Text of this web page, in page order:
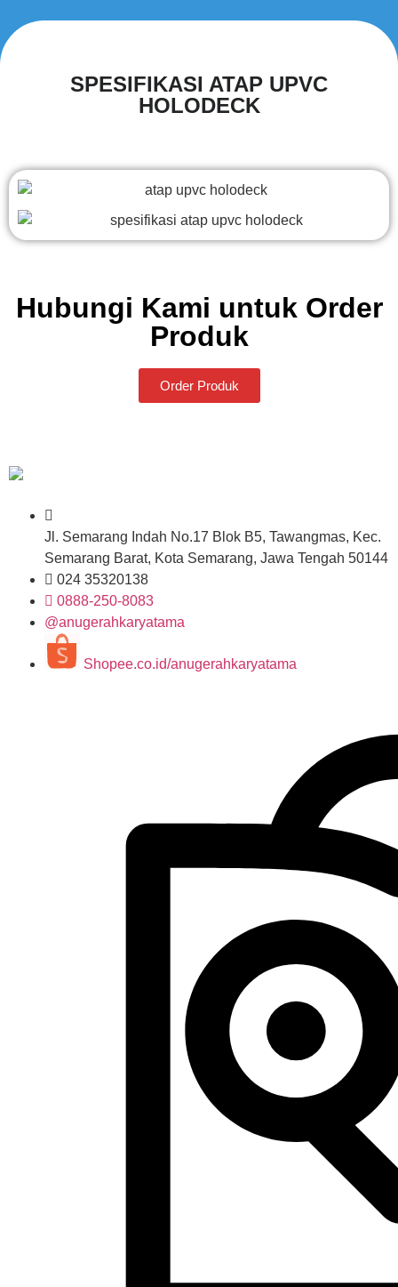
SPESIFIKASI ATAP UPVC
HOLODECK
Hubungi Kami untuk Order
Produk
Order Produk
Jl. Semarang Indah No.17 Blok B5, Tawangmas, Kec.
Semarang Barat, Kota Semarang, Jawa Tengah 50144
024 35320138
0888-250-8083
@anugerahkaryatama
Shopee.co.id/anugerahkaryatama